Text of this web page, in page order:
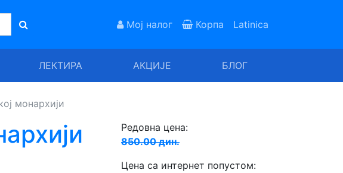
Мој налог Корпа Latinica
ЛЕКТИРА АКЦИЈЕ БЛОГ
монархији
Редовна цена:
850.00 дин.
Цена са интернет попустом: